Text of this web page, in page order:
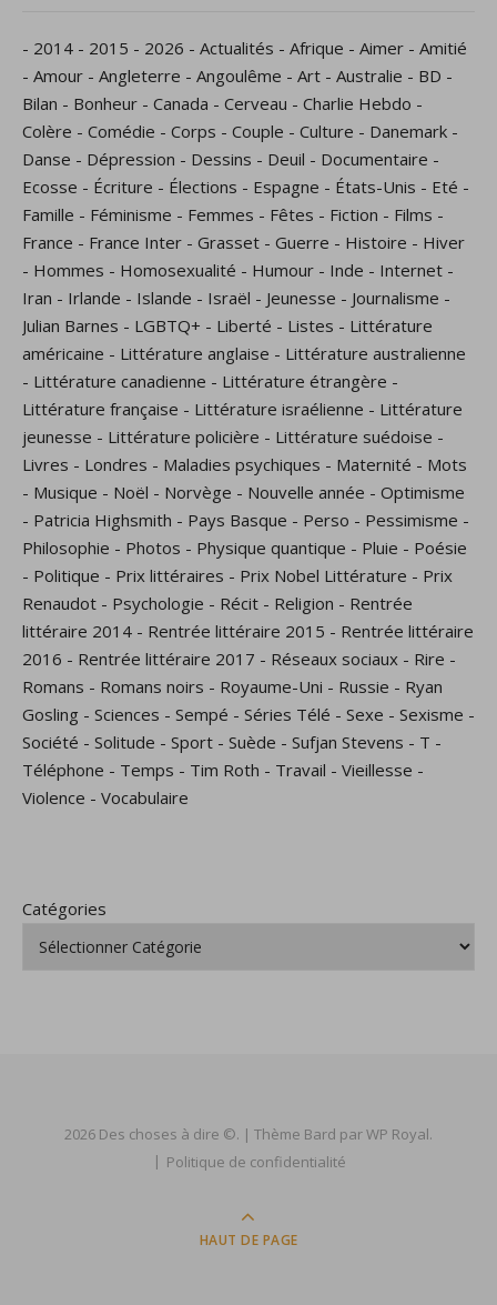
- 2014 - 2015 - 2026 - Actualités - Afrique - Aimer - Amitié
- Amour - Angleterre - Angoulême - Art - Australie - BD -
Bilan - Bonheur - Canada - Cerveau - Charlie Hebdo -
Colère - Comédie - Corps - Couple - Culture - Danemark -
Danse - Dépression - Dessins - Deuil - Documentaire -
Ecosse - Écriture - Élections - Espagne - États-Unis - Eté -
Famille - Féminisme - Femmes - Fêtes - Fiction - Films -
France - France Inter - Grasset - Guerre - Histoire - Hiver
- Hommes - Homosexualité - Humour - Inde - Internet -
Iran - Irlande - Islande - Israël - Jeunesse - Journalisme -
Julian Barnes - LGBTQ+ - Liberté - Listes - Littérature
américaine - Littérature anglaise - Littérature australienne
- Littérature canadienne - Littérature étrangère -
Littérature française - Littérature israélienne - Littérature
jeunesse - Littérature policière - Littérature suédoise -
Livres - Londres - Maladies psychiques - Maternité - Mots
- Musique - Noël - Norvège - Nouvelle année - Optimisme
- Patricia Highsmith - Pays Basque - Perso - Pessimisme -
Philosophie - Photos - Physique quantique - Pluie - Poésie
- Politique - Prix littéraires - Prix Nobel Littérature - Prix
Renaudot - Psychologie - Récit - Religion - Rentrée
littéraire 2014 - Rentrée littéraire 2015 - Rentrée littéraire
2016 - Rentrée littéraire 2017 - Réseaux sociaux - Rire -
Romans - Romans noirs - Royaume-Uni - Russie - Ryan
Gosling - Sciences - Sempé - Séries Télé - Sexe - Sexisme -
Société - Solitude - Sport - Suède - Sufjan Stevens - T -
Téléphone - Temps - Tim Roth - Travail - Vieillesse -
Violence - Vocabulaire
Catégories
2026 Des choses à dire ©. | Thème Bard parWP Royal.
Politique de confidentialité
HAUT DE PAGE